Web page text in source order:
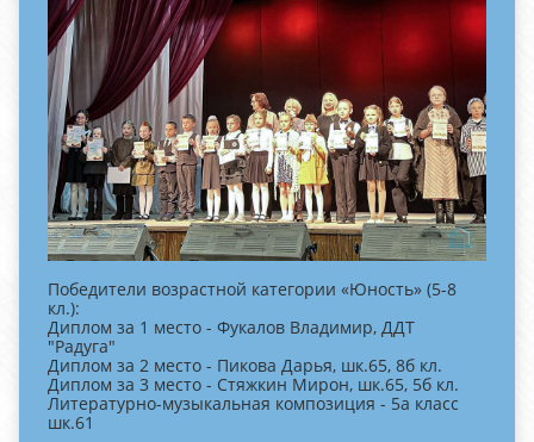
Победители возрастной категории «Юность» (5-8
кл.):
Диплом за 1 место - Фукалов Владимир, ДДТ
"Радуга"
Диплом за 2 место - Пикова Дарья, шк.65, 8б кл.
Диплом за 3 место - Стяжкин Мирон, шк.65, 5б кл.
Литературно-музыкальная композиция - 5а класс
шк.61